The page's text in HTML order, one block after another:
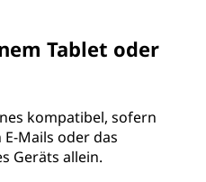
Tablet oder
kompatibel, sofern
Mails oder das
Geräts allein.